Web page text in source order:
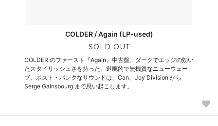
COLDER / Again (LP-used)
SOLD OUT
COLDER のファースト『Again』中古盤。ダークでエッジの効い
たスタイリッシュさを持った、退廃的で無機質なニューウェー
ブ、ポスト・パンクなサウンドは、Can、Joy Division から
Serge Gainsbourg まで思い起こします。